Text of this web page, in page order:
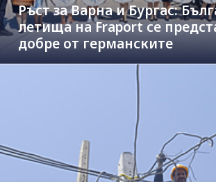
Ръст за Варна и Бургас:
летища на Fraport се
добре от германските